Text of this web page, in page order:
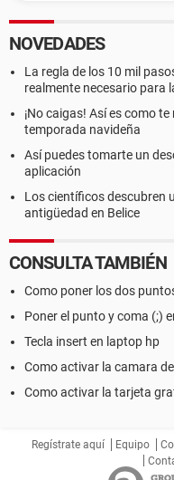
NOVEDADES
La regla de los 10 mil
realmente necesario para
¡No caigas! Así es como
temporada navideña
Así puedes tomarte un
aplicación
Los científicos descubren
antigüedad en Belice
CONSULTA TAMBIÉN
Como poner los dos
Poner el punto y coma (;)
Tecla insert en laptop hp
Como activar la camara
Como activar la tarjeta
Regístrate aquí Equipo